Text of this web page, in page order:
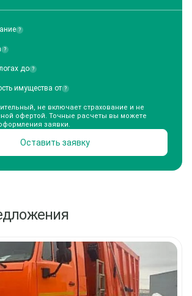
?
?
до ?
имущества от ?
не включает страхование и не
офертой. Точные расчеты вы можете
заявки.
Оставить заявку